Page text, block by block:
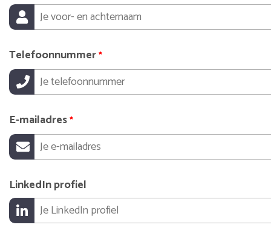
Telefoonnummer*
E-mailadres*
LinkedIn profiel